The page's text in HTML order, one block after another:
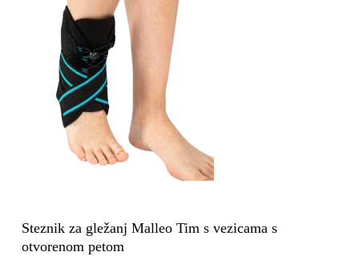
Steznik za gležanj Malleo Tim s vezicama s
otvorenom petom